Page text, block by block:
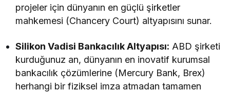
projeler için dünyanın en güçlü şirketler
mahkemesi (Chancery Court) altyapısını sunar.
Silikon Vadisi Bankacılık Altyapısı: ABD şirketi
kurduğunuz an, dünyanın en inovatif kurumsal
bankacılık çözümlerine (Mercury Bank, Brex)
herhangi bir fiziksel imza atmadan tamamen